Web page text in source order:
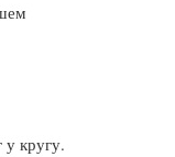
у кругу.